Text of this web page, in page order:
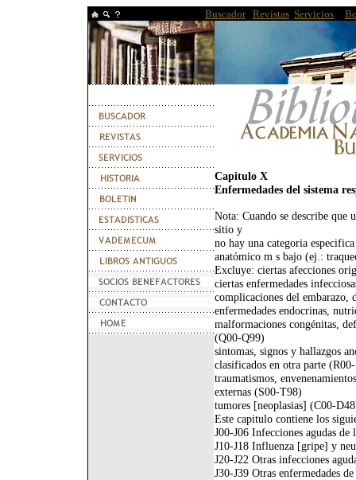
Buscador| Revistas Servicios
Capitulo X
Enfermedades del sistema
Nota: Cuando se describe que
sitio y
no hay una categoria
anatómico m s bajo (ej.:
Excluye: ciertas afecciones
ciertas enfermedades
complicaciones del
enfermedades endocrinas,
malformaciones congénitas,
(Q00-Q99)
sintomas, signos y hallazgos
clasificados en otra parte
traumatismos,
externas (S00-T98)
tumores [neoplasias] (C00-
Este capitulo contiene los
J00-J06 Infecciones agudas de
J10-J18 Influenza [gripe] y
J20-J22 Otras infecciones
J30-J39 Otras enfermedades